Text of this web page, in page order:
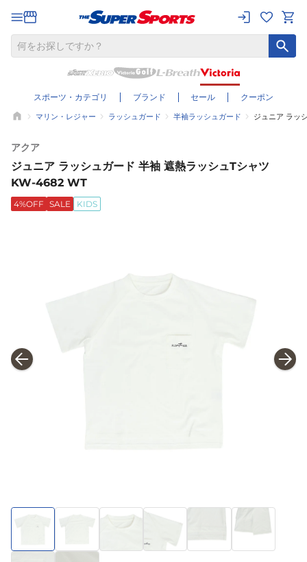
スポーツ・カテゴリ ブランド セール クーポン
マリン・レジャー ラッシュガード 半袖ラッシュガード ジュニア ラッ
アクア
ジュニア ラッシュガード 半袖 遮熱ラッシュTシャツ
KW-4682 WT
4%OFF SALE KIDS